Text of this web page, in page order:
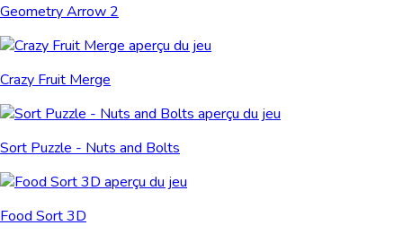
Geometry Arrow 2
Crazy Fruit Merge
Sort Puzzle - Nuts and Bolts
Food Sort 3D